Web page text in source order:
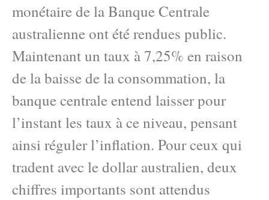
monétaire de la Banque Centrale
australienne ont été rendues public.
Maintenant un taux à 7,25% en raison
de la baisse de la consommation, la
banque centrale entend laisser pour
l’instant les taux à ce niveau, pensant
ainsi réguler l’inflation. Pour ceux qui
tradent avec le dollar australien, deux
chiffres importants sont attendus